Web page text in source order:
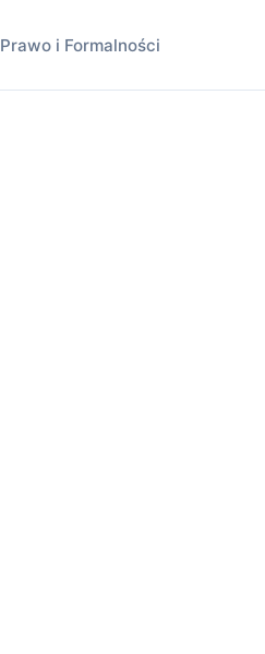
Prawo i Formalności